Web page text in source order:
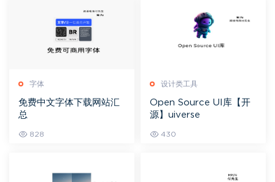
字体
免费中文字体下载网站汇
总
828
设计类工具
Open Source UI库【开
源】uiverse
430